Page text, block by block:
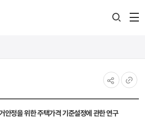
안정을 위한 주택가격 기준설정에 관한 연구